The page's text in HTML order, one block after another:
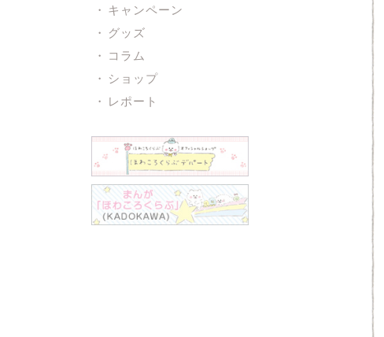
キャンペーン
グッズ
コラム
ショップ
レポート